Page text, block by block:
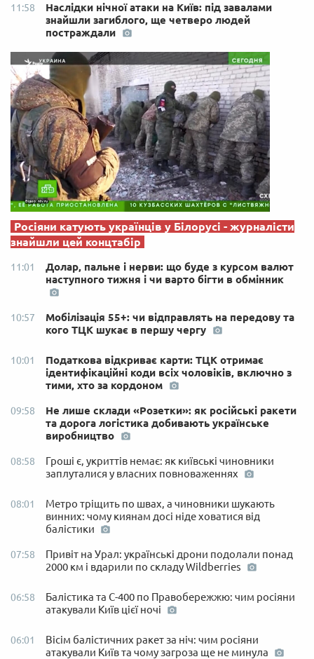
11:58
Наслідки нічної атаки на Київ: під завалами
знайшли загиблого, ще четверо людей
постраждали
Росіяни катують українців у Білорусі - журналісти
знайшли цей концтабір
11:01
Долар, пальне і нерви: що буде з курсом валют
наступного тижня і чи варто бігти в обмінник
10:57
Мобілізація 55+: чи відправлять на передову та
кого ТЦК шукає в першу чергу
10:01
Податкова відкриває карти: ТЦК отримає
ідентифікаційні коди всіх чоловіків, включно з
тими, хто за кордоном
09:58
Не лише склади «Розетки»: як російські ракети
та дорога логістика добивають українське
виробництво
08:58
Гроші є, укриттів немає: як київські чиновники
заплуталися у власних повноваженнях
08:01
Метро тріщить по швах, а чиновники шукають
винних: чому киянам досі ніде ховатися від
балістики
07:58
Привіт на Урал: українські дрони подолали понад
2000 км і вдарили по складу Wildberries
06:58
Балістика та С-400 по Правобережжю: чим росіяни
атакували Київ цієї ночі
06:01
Вісім балістичних ракет за ніч: чим росіяни
атакували Київ та чому загроза ще не минула